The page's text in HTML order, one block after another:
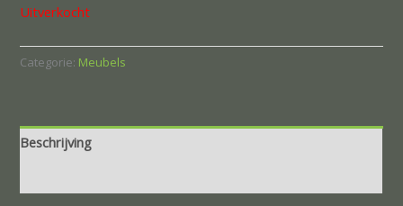
Uitverkocht
Categorie: Meubels
Beschrijving